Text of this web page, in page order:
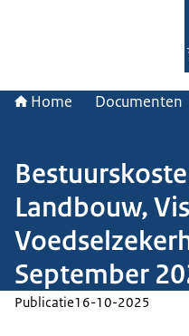
Home Documenten
Landbouw,
September
Publicatie16-10-2025